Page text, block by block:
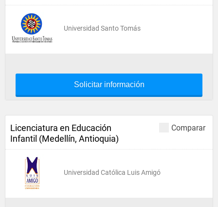
Universidad Santo Tomás
Solicitar información
Comparar
Licenciatura en Educación
Infantil (Medellín, Antioquia)
Universidad Católica Luis Amigó